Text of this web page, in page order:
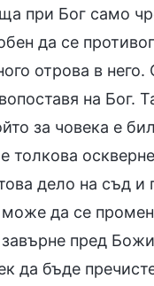
при Бог само
да се
отрова в
на Бог.
за човека е
толкова
дело на съд
да се
пред
да бъде